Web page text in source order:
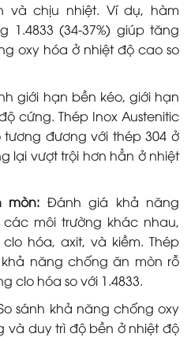
và chịu nhiệt. Ví dụ, hàm
1.4833 (34-37%) giúp tăng
oxy hóa ở nhiệt độ cao so
giới hạn bền kéo, giới hạn
cứng. Thép Inox Austenitic
tương đương với thép 304 ở
lại vượt trội hơn hẳn ở nhiệt
mòn: Đánh giá khả năng
môi trường khác nhau,
hóa, axit, và kiềm. Thép
khả năng chống ăn mòn rỗ
clo hóa so với 1.4833.
sánh khả năng chống oxy
và duy trì độ bền ở nhiệt độ